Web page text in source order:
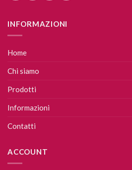
INFORMAZIONI
Home
Chi siamo
Prodotti
Informazioni
Contatti
ACCOUNT